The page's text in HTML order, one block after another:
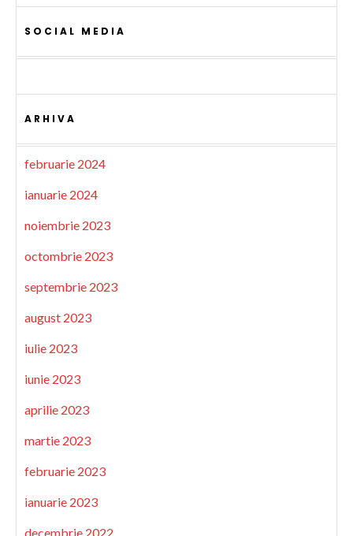
SOCIAL MEDIA
ARHIVA
februarie 2024
ianuarie 2024
noiembrie 2023
octombrie 2023
septembrie 2023
august 2023
iulie 2023
iunie 2023
aprilie 2023
martie 2023
februarie 2023
ianuarie 2023
decembrie 2022